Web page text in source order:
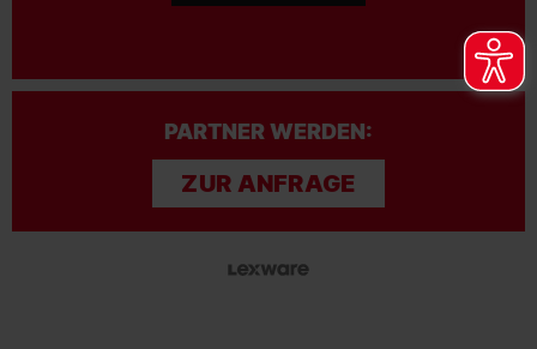
PARTNER WERDEN:
ZUR ANFRAGE